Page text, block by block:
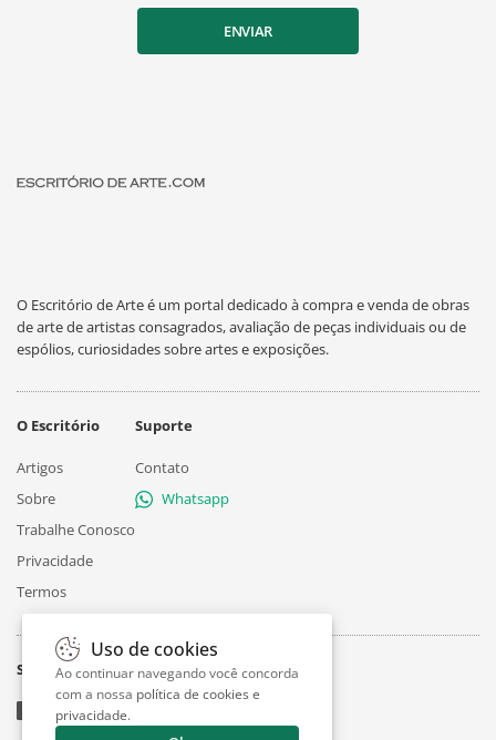
ENVIAR
O Escritório de Arte é um portal dedicado à compra e venda de obras
de arte de artistas consagrados, avaliação de peças individuais ou de
espólios, curiosidades sobre artes e exposições.
O Escritório
Artigos
Sobre
Trabalhe Conosco
Privacidade
Termos
Suporte
Contato
Whatsapp
Siga
Uso de cookies
Ao continuar navegando você concorda
com a nossa política de cookies e
privacidade.